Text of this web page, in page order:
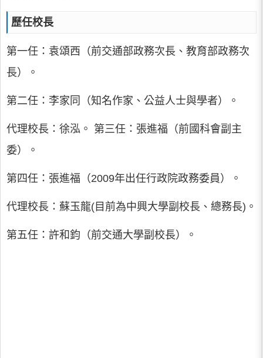
歷任校長
第一任：袁頌西（前交通部政務次長、教育部政務次
長）。
第二任：李家同（知名作家、公益人士與學者）。
代理校長：徐泓。 第三任：張進福（前國科會副主
委）。
第四任：張進福（2009年出任行政院政務委員）。
代理校長：蘇玉龍(目前為中興大學副校長、總務長)。
第五任：許和鈞（前交通大學副校長）。